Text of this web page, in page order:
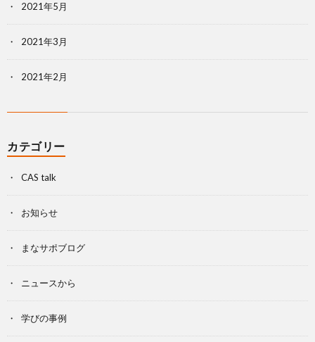
2021年5月
2021年3月
2021年2月
カテゴリー
CAS talk
お知らせ
まなサポブログ
ニュースから
学びの事例